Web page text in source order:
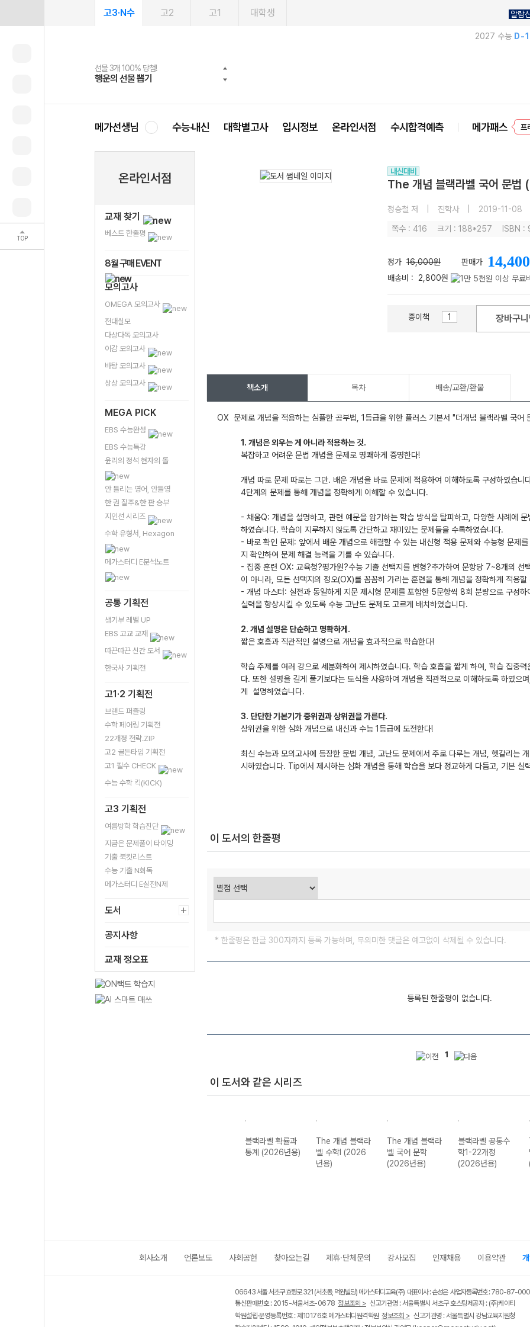
TOP
고3·N수 고2 고1 대학생 알람
2027 수능 D-
선물 3개 100% 당첨!
행운의 선물 뽑기
선물 100% 증정!
메가스터디 X 올리브
여름방학 스터디 캐시백
메가런 썸머스쿨
2027 러셀 단과
강사 공개선발
스마트러닝앱
설문 EVENT
메가패스
3일 무료 체험권
메가패스 수강생 무료혜택!
메가클럽 멤버십
사회공헌 캠페인
희망이룸 메가나눔
메가선생님 수능·내신 대학별고사 입시정보 온라인서점 수시합격예측 메가패스
온라인서점
교재 찾기
베스트 한줄평
8월 구매 EVENT
모의고사
OMEGA 모의고사
전대실모
다상다독 모의고사
이감 모의고사
바탕 모의고사
상상 모의고사
MEGA PICK
EBS 수능완성
EBS 수능특강
윤리의 정석 현자의 돌
안 틀리는 영어, 안틀영
한 권 질주&한 판 승부
지인선 시리즈
수학 유형서, Hexagon
메가스터디 E분석노트
공통 기획전
생기부 레벨 UP
EBS 고교 교재
따끈따끈 신간 도서
한국사 기획전
고1·2 기획전
브랜드 퍼즐링
수학 페어링 기획전
22개정 전략.ZIP
고2 골든타임 기획전
고1 필수 CHECK
수능 수학 킥(KICK)
고3 기획전
여름방학 학습진단
지금은 문제풀이 타이밍
기출 북킷리스트
수능 기출 N회독
메가스터디 E실전N제
도서
공지사항
교재 정오표
내신대비
The 개념 블랙라벨 국어 문
정승철 저 진학사 2019-11-08
쪽수 : 416 크기 : 188*257 ISBN
정가 16,000원 판매가 14,400
배송비 : 2,800원
종이책 장바구니
책소개 목차 배송/교환/환불
OX 문제로 개념을 적용하는 심플한 공부법, 1등급을 위한 플러스 기본서 "더개념 블랙라벨 국어
1. 개념은 외우는 게 아니라 적용하는 것.
복잡하고 어려운 문법 개념을 문제로 명쾌하게 증명한다!
개념 따로 문제 따로는 그만. 배운 개념을 바로 문제에 적용하여 이해하도록 구성하였습니
4단계의 문제를 통해 개념을 정확하게 이해할 수 있습니다.
- 채움Q: 개념을 설명하고, 관련 예문을 암기하는 학습 방식을 탈피하고, 다양한 사례에
하였습니다. 학습이 지루하지 않도록 간단하고 재미있는 문제들을 수록하였습니다.
- 바로 확인 문제: 앞에서 배운 개념으로 해결할 수 있는 내신형 적용 문제와 수능형 문제
지 확인하여 문제 해결 능력을 기를 수 있습니다.
- 집중 훈련 OX: 교육청?평가원?수능 기출 선택지를 변형?추가하여 문항당 7~8개의 선
이 아니라, 모든 선택지의 정오(OX)를 꼼꼼히 가리는 훈련을 통해 개념을 정확하게 적용할
- 개념 마스터: 실전과 동일하게 지문 제시형 문제를 포함한 5문항씩 8회 분량으로 구성
실력을 향상시킬 수 있도록 수능 고난도 문제도 고르게 배치하였습니다.
2. 개념 설명은 단순하고 명확하게.
짧은 호흡과 직관적인 설명으로 개념을 효과적으로 학습한다!
학습 주제를 여러 강으로 세분화하여 제시하였습니다. 학습 호흡을 짧게 하여, 학습 집중
다. 또한 설명을 길게 풀기보다는 도식을 사용하여 개념을 직관적으로 이해하도록 하였으
게 설명하였습니다.
3. 단단한 기본기가 중위권과 상위권을 가른다.
상위권을 위한 심화 개념으로 내신과 수능 1등급에 도전한다!
최신 수능과 모의고사에 등장한 문법 개념, 고난도 문제에서 주로 다루는 개념, 헷갈리는
시하였습니다. Tip에서 제시하는 심화 개념을 통해 학습을 보다 정교하게 다듬고, 기본 실
이 도서의 한줄평
* 한줄평은 한글 300자까지 등록 가능하며, 무의미한 댓글은 예고없이 삭제될 수 있습니다.
등록된 한줄평이 없습니다.
1
이 도서와 같은 시리즈
블랙라벨 확률과
통계 (2026년용)
The 개념 블랙라
벨 수학I (2026
년용)
The 개념 블랙라
벨 국어 문학
(2026년용)
블랙라벨 공통수
학1-22개정
(2026년용)
회사소개 언론보도 사회공헌 찾아오는길 제휴·단체문의 강사모집 인재채용 이용약관
06643 서울 서초구 효령로 321 (서초동, 덕원빌딩) 메가스터디교육(주) 대표이사 : 손성은 사업자등록번호 : 780-87-
통신판매번호 : 2015-서울서초-0678 정보조회 > 신고기관명 : 서울특별시 서초구 호스팅제공자 : (주)케이티
학원설립·운영등록번호 : 제10176호 메가스터디원격학원 정보조회 > 신고기관명 : 서울특별시 강남교육지원청